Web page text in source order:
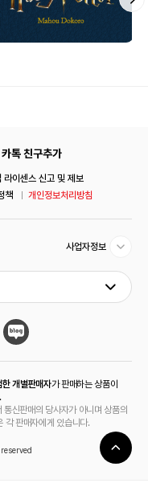
카톡 친구추가
라이센스 신고 및 제보
책 개인정보처리방침
사업자정보
한 개별판매자가 판매하는 상품이
신판매의 당사자가 아니며 상품의
각 판매자에게 있습니다.